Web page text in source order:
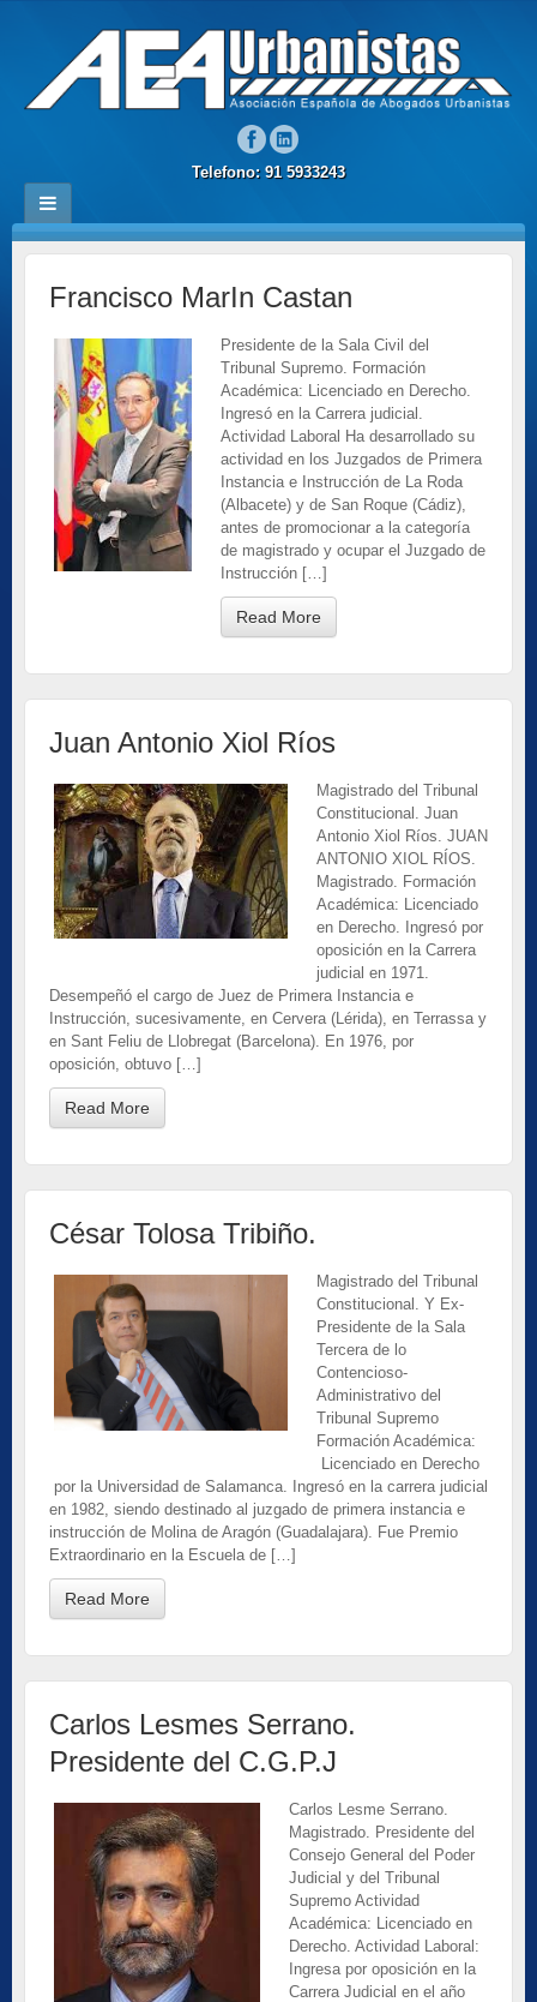
Telefono: 91 5933243
Francisco MarIn Castan
Presidente de la Sala Civil del
Tribunal Supremo. Formación
Académica: Licenciado en Derecho.
Ingresó en la Carrera judicial.
Actividad Laboral Ha desarrollado su
actividad en los Juzgados de Primera
Instancia e Instrucción de La Roda
(Albacete) y de San Roque (Cádiz),
antes de promocionar a la categoría
de magistrado y ocupar el Juzgado de
Instrucción […]
Read More
Juan Antonio Xiol Ríos
Magistrado del Tribunal
Constitucional. Juan
Antonio Xiol Ríos. JUAN
ANTONIO XIOL RÍOS.
Magistrado. Formación
Académica: Licenciado
en Derecho. Ingresó por
oposición en la Carrera
judicial en 1971.
Desempeñó el cargo de Juez de Primera Instancia e
Instrucción, sucesivamente, en Cervera (Lérida), en Terrassa y
en Sant Feliu de Llobregat (Barcelona). En 1976, por
oposición, obtuvo […]
Read More
César Tolosa Tribiño.
Magistrado del Tribunal
Constitucional. Y Ex-
Presidente de la Sala
Tercera de lo
Contencioso-
Administrativo del
Tribunal Supremo
Formación Académica:
Licenciado en Derecho
por la Universidad de Salamanca. Ingresó en la carrera judicial
en 1982, siendo destinado al juzgado de primera instancia e
instrucción de Molina de Aragón (Guadalajara). Fue Premio
Extraordinario en la Escuela de […]
Read More
Carlos Lesmes Serrano.
Presidente del C.G.P.J
Carlos Lesme Serrano.
Magistrado. Presidente del
Consejo General del Poder
Judicial y del Tribunal
Supremo Actividad
Académica: Licenciado en
Derecho. Actividad Laboral:
Ingresa por oposición en la
Carrera Judicial en el año